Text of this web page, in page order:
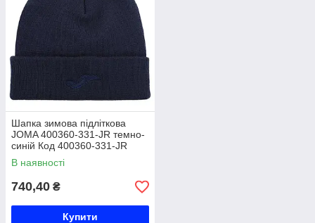
Шапка зимова підліткова
JOMA 400360-331-JR темно-
синій Код 400360-331-JR
В наявності
740,40 ₴
Купити